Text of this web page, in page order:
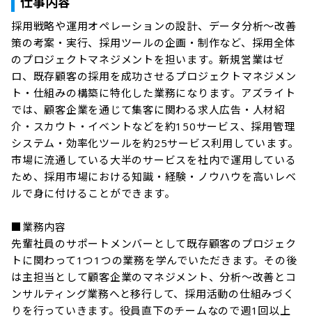
採用戦略や運用オペレーションの設計、データ分析～改善
策の考案・実行、採用ツールの企画・制作など、採用全体
のプロジェクトマネジメントを担います。新規営業はゼ
ロ、既存顧客の採用を成功させるプロジェクトマネジメン
ト・仕組みの構築に特化した業務になります。アズライト
では、顧客企業を通じて集客に関わる求人広告・人材紹
介・スカウト・イベントなどを約150サービス、採用管理
システム・効率化ツールを約25サービス利用しています。
市場に流通している大半のサービスを社内で運用している
ため、採用市場における知識・経験・ノウハウを高いレベ
ルで身に付けることができます。
■業務内容
先輩社員のサポートメンバーとして既存顧客のプロジェク
トに関わって1つ1つの業務を学んでいただきます。その後
は主担当として顧客企業のマネジメント、分析～改善とコ
ンサルティング業務へと移行して、採用活動の仕組みづく
りを行っていきます。役員直下のチームなので週1回以上